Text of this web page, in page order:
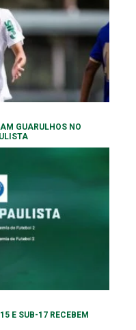
GUARULHOS NO
E SUB-17 RECEBEM